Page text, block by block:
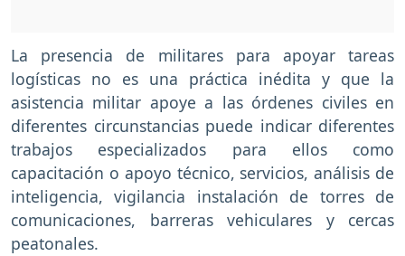
La presencia de militares para apoyar tareas
logísticas no es una práctica inédita y que la
asistencia militar apoye a las órdenes civiles en
diferentes circunstancias puede indicar diferentes
trabajos especializados para ellos como
capacitación o apoyo técnico, servicios, análisis de
inteligencia, vigilancia instalación de torres de
comunicaciones, barreras vehiculares y cercas
peatonales.